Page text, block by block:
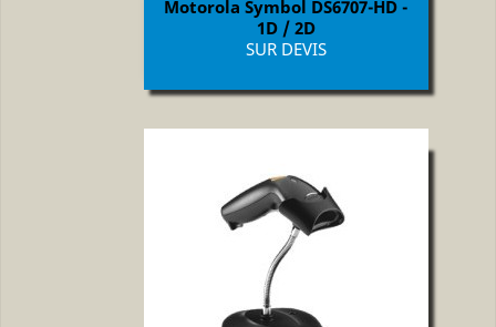
Motorola Symbol DS6707-HD -
1D / 2D
Prix
SUR DEVIS